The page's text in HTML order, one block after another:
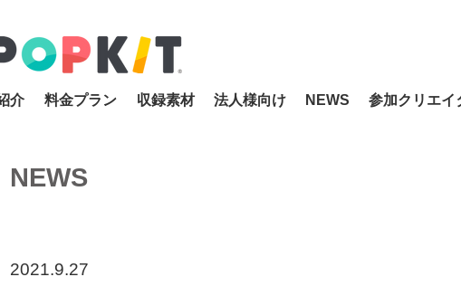
介 料金プラン 収録素材 法人様向け NEWS 参加クリエイ
NEWS
2021.9.27